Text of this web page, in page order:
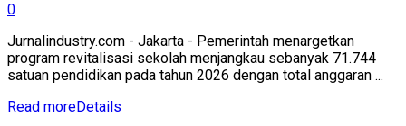
0
Jurnalindustry.com - Jakarta - Pemerintah menargetkan
program revitalisasi sekolah menjangkau sebanyak 71.744
satuan pendidikan pada tahun 2026 dengan total anggaran ...
Read moreDetails